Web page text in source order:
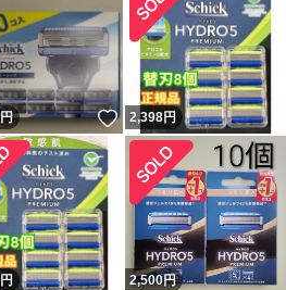
！
円 いいね！
2,398円
円 2,500円